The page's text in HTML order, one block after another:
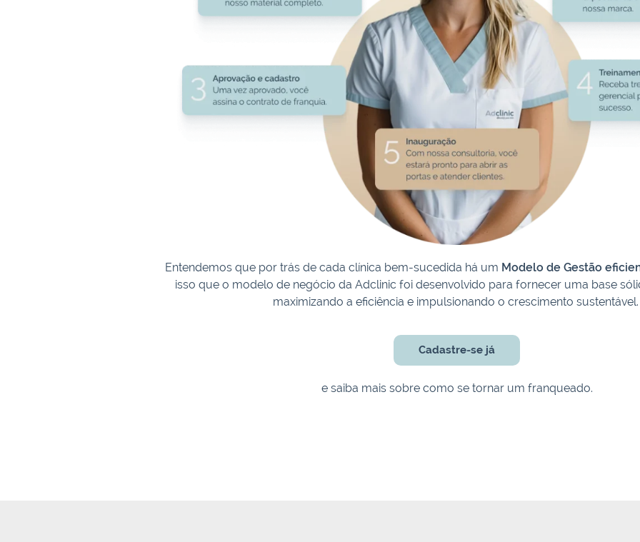
Entendemos que por trás de cada clínica bem-sucedida há um Modelo de Gestão
isso que o modelo de negócio da Adclinic foi desenvolvido para fornecer uma base
maximizando a eficiência e impulsionando o crescimento
Cadastre-se já
e saiba mais sobre como se tornar um franqueado.